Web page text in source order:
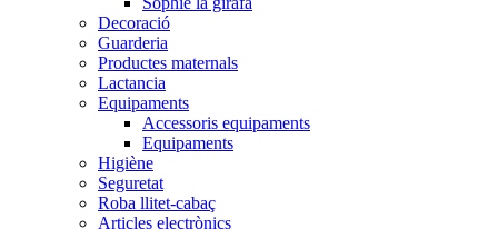
Decoració
Guarderia
Productes maternals
Lactancia
Equipaments
Accessoris equipaments
Equipaments
Higiène
Seguretat
Roba llitet-cabaç
Articles electrònics